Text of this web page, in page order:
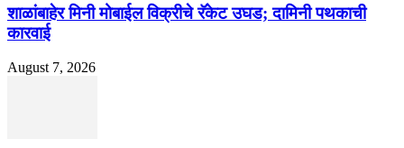
शाळांबाहेर मिनी मोबाईल विक्रीचे रॅकेट उघड; दामिनी पथकाची
कारवाई
August 7, 2026